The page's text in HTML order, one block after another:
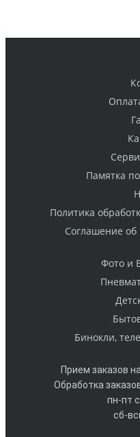
Памятка
Политика
Cоглашение об
Фото и
Бинокли,
Прием заказов
Обработка
пн-пт
сб-